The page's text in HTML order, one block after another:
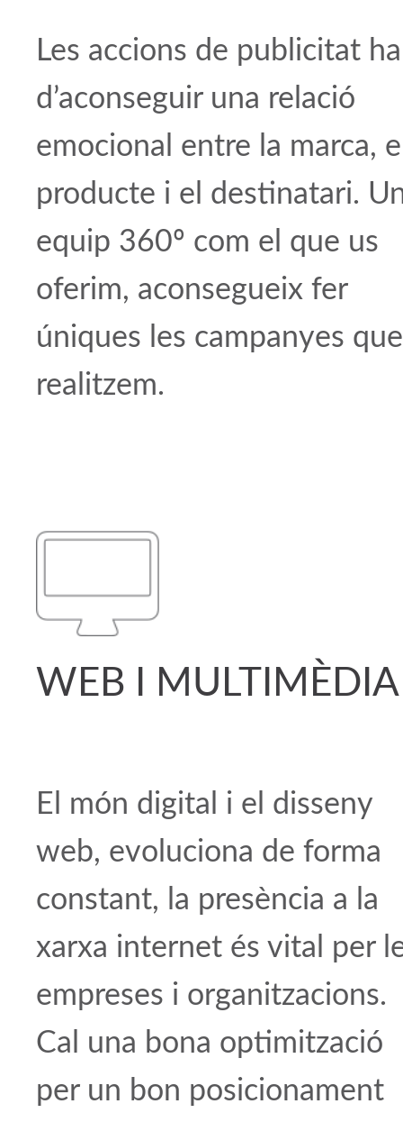
Les accions de publicitat
d’aconseguir una relació
emocional entre la marca,
producte i el destinatari.
equip 360º com el que us
oferim, aconsegueix fer
úniques les campanyes que
realitzem.
WEB I MULTIMÈDIA
El món digital i el disseny
web, evoluciona de forma
constant, la presència a la
xarxa internet és vital per
empreses i organitzacions.
Cal una bona optimització
per un bon posicionament